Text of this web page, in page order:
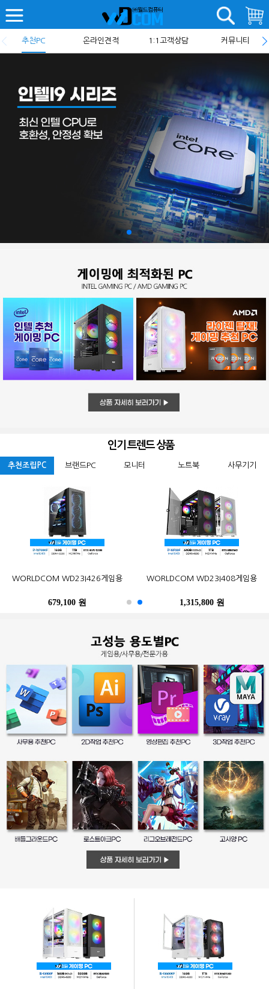
추천PC 온라인견적 1:1고객상담 커뮤니티
인기 트렌드 상품
추천조립PC 브랜드PC 모니터 노트북 사무기기
WORLDCOM WD23I426게임용
679,100 원
WORLDCOM WD23I408게임용
1,315,800 원
N100 Win10Pro (4GB, M.2
402,900 원
N10C6L2M Fanless Wi-Fi 6E Win11
486,200 원
MSI G27CQ4 E2 게이밍 170
WQHD HDR 무결점
249,000 원
한성컴퓨터 TFG32Q07P IPS QHD
리얼 75
247,500 원
포유디지탈 iMUZ 컨버터 탭 14 PRO
(스탠드 포함, SSD 256GB)
490,500 원
삼성전자 2017 노트북9 Always
NT900X3N-K517S (기본)
39,300 원
삼성전자 SL-C513W (기본토너)
259,000 원
Epson 정품 무한 L6290 (무한잉크)
396,000 원